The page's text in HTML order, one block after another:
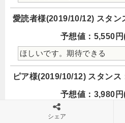
愛読者様(2019/10/12) スタ
予想値：5,550円
ほしいです。期待できる
ピア様(2019/10/12) スタン
予想値：3,980円
最近のIPOはあまり高く寄る
とが多いので、このぐらいな
シェア